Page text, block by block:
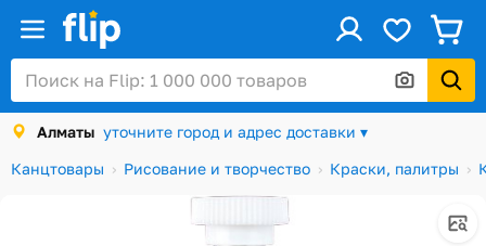
Алматы уточните город и адрес доставки ▾
Канцтовары
Рисование и творчество Краски, палитры
Войти / Регистрация
Каталог
Скидки и акции